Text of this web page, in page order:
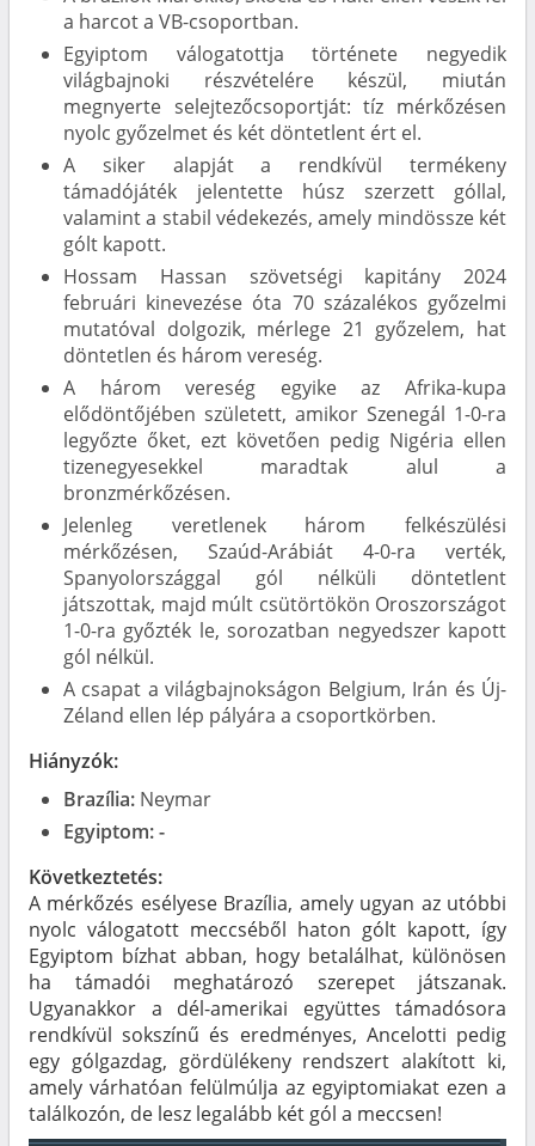
a harcot a VB-csoportban.
Egyiptom válogatottja története negyedik
világbajnoki részvételére készül, miután
megnyerte selejtezőcsoportját: tíz mérkőzésen
nyolc győzelmet és két döntetlent ért el.
A siker alapját a rendkívül termékeny
támadójáték jelentette húsz szerzett góllal,
valamint a stabil védekezés, amely mindössze két
gólt kapott.
Hossam Hassan szövetségi kapitány 2024
februári kinevezése óta 70 százalékos győzelmi
mutatóval dolgozik, mérlege 21 győzelem, hat
döntetlen és három vereség.
A három vereség egyike az Afrika-kupa
elődöntőjében született, amikor Szenegál 1-0-ra
legyőzte őket, ezt követően pedig Nigéria ellen
tizenegyesekkel maradtak alul a
bronzmérkőzésen.
Jelenleg veretlenek három felkészülési
mérkőzésen, Szaúd-Arábiát 4-0-ra verték,
Spanyolországgal gól nélküli döntetlent
játszottak, majd múlt csütörtökön Oroszországot
1-0-ra győzték le, sorozatban negyedszer kapott
gól nélkül.
A csapat a világbajnokságon Belgium, Irán és Új-
Zéland ellen lép pályára a csoportkörben.
Hiányzók:
Brazília: Neymar
Egyiptom: -
Következtetés:
A mérkőzés esélyese Brazília, amely ugyan az utóbbi
nyolc válogatott meccséből haton gólt kapott, így
Egyiptom bízhat abban, hogy betalálhat, különösen
ha támadói meghatározó szerepet játszanak.
Ugyanakkor a dél-amerikai együttes támadósora
rendkívül sokszínű és eredményes, Ancelotti pedig
egy gólgazdag, gördülékeny rendszert alakított ki,
amely várhatóan felülmúlja az egyiptomiakat ezen a
találkozón, de lesz legalább két gól a meccsen!